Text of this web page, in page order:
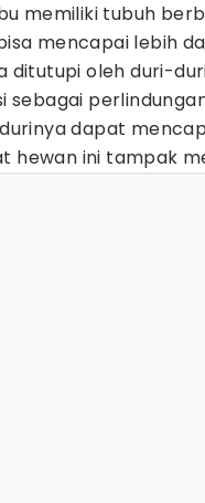
memiliki tubuh
mencapai lebih
ditutupi oleh duri-
sebagai
dapat
hewan ini tampak